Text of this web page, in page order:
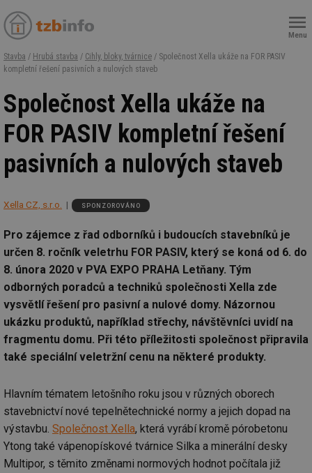
Menu
Stavba / Hrubá stavba / Cihly, bloky, tvárnice / Společnost Xella ukáže na FOR PASIV
kompletní řešení pasivních a nulových staveb
Společnost Xella ukáže na
FOR PASIV kompletní řešení
pasivních a nulových staveb
Xella CZ, s.r.o. SPONZOROVÁNO
Pro zájemce z řad odborníků i budoucích stavebníků je
určen 8. ročník veletrhu FOR PASIV, který se koná od 6. do
8. února 2020 v PVA EXPO PRAHA Letňany. Tým
odborných poradců a techniků společnosti Xella zde
vysvětlí řešení pro pasivní a nulové domy. Názornou
ukázku produktů, například střechy, návštěvníci uvidí na
fragmentu domu. Při této příležitosti společnost připravila
také speciální veletržní cenu na některé produkty.
Hlavním tématem letošního roku jsou v různých oborech
stavebnictví nové tepelnětechnické normy a jejich dopad na
výstavbu. Společnost Xella, která vyrábí kromě pórobetonu
Ytong také vápenopískové tvárnice Silka a minerální desky
Multipor, s těmito změnami normových hodnot počítala již